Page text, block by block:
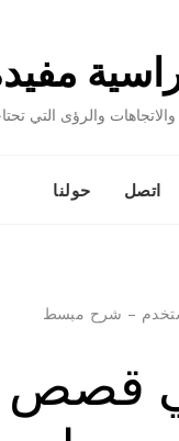
والرؤى التي
اتصل حولنا
قصص